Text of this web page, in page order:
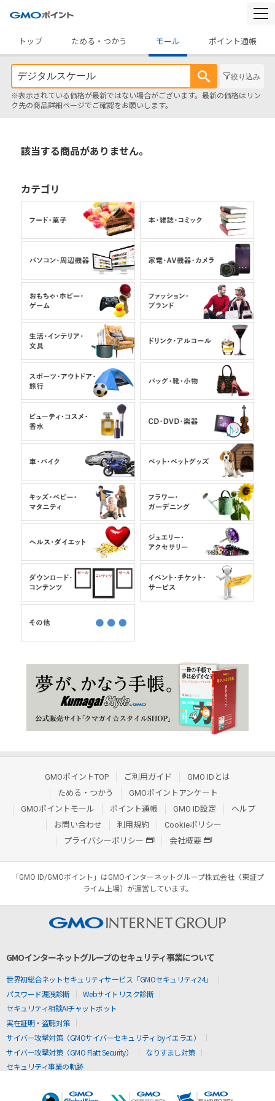
トップ
ためる・つかう モール ポイント通帳
絞り込み
※表示されている価格が最新ではない場合がございます。最新の価格はリン
ク先の商品詳細ページでご確認をお願いします。
該当する商品がありません。
カテゴリ
GMOポイントTOP ご利用ガイド
GMO IDとは
ためる・つかう
GMOポイントアンケート
GMOポイントモール
ポイント通帳 GMO ID設定
ヘルプ
お問い合わせ
利用規約
Cookieポリシー
プライバシーポリシー
会社概要
「GMO ID/GMOポイント」はGMOインターネットグループ株式会社（東証プ
ライム上場）が運営しています。
GMOインターネットグループのセキュリティ事業について
世界初総合ネットセキュリティサービス「GMOセキュリティ24」
パスワード漏洩診断
Webサイトリスク診断
セキュリティ相談AIチャットボット
実在証明・盗聴対策
サイバー攻撃対策（GMOサイバーセキュリティ byイエラエ）
サイバー攻撃対策（GMO Flatt Security）
なりすまし対策
セキュリティ事業の軌跡